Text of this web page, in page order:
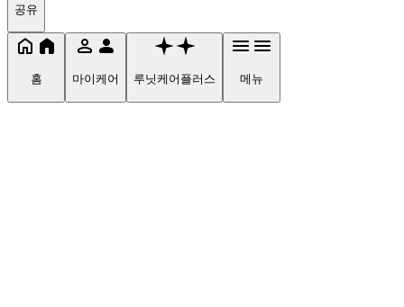
공유
홈 마이케어 루닛케어플러스 메뉴